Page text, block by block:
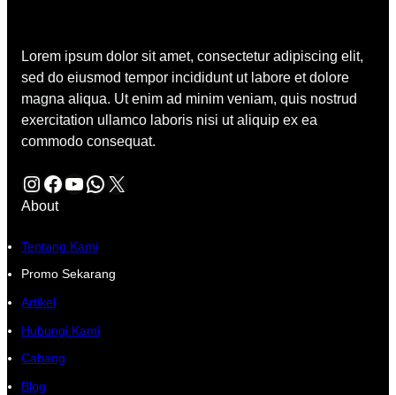
Lorem ipsum dolor sit amet, consectetur adipiscing elit,
sed do eiusmod tempor incididunt ut labore et dolore
magna aliqua. Ut enim ad minim veniam, quis nostrud
exercitation ullamco laboris nisi ut aliquip ex ea
commodo consequat.
Instagram Facebook YouTube WhatsApp X
About
Tentang Kami
Promo Sekarang
Artikel
Hubungi Kami
Cabang
Blog